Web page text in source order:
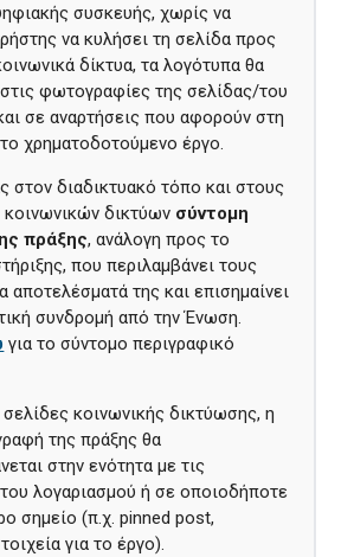
συσκευής, χωρίς να
να κυλήσει τη σελίδα προς
δίκτυα, τα λογότυπα θα
φωτογραφίες της σελίδας/του
σε αναρτήσεις που αφορούν στη
χρηματοδοτούμενο έργο.
στον διαδικτυακό τόπο και στους
δικτύων σύντομη
πράξης, ανάλογη προς το
που περιλαμβάνει τους
αποτελέσματά της και επισημαίνει
συνδρομή από την Ένωση.
για το σύντομο περιγραφικό
σελίδες κοινωνικής δικτύωσης, η
της πράξης θα
στην ενότητα με τις
λογαριασμού ή σε οποιοδήποτε
σημείο (π.χ. pinned post,
για το έργο).